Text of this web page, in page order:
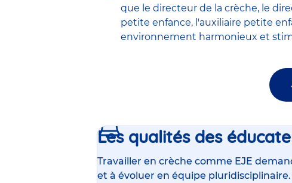
que le directeur de la crèche, le
petite enfance, l'auxiliaire petite
environnement harmonieux et
Les qualités des
Travailler en crèche comme EJE
et à évoluer en équipe